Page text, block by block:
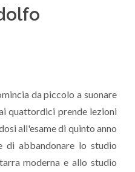
da piccolo a suonare
quattordici prende lezioni
all'esame di quinto anno
di abbandonare lo studio
moderna e allo studio